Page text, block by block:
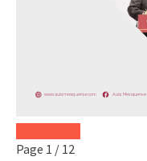
Page 1 / 12